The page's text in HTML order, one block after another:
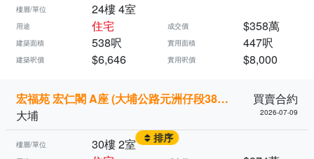
樓層/單位 24樓 4室
用途 住宅 成交價 $358萬
建築面積 538呎 實用面積 447呎
建築呎價 $6,646 實用呎價 $8,000
宏福苑 宏仁閣 A座 (大埔公路元洲仔段3821號)
買賣合約
大埔
2026-07-09
樓層/單位 30樓 2室 排序